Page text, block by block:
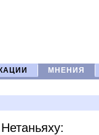
МНЕНИЯ
: